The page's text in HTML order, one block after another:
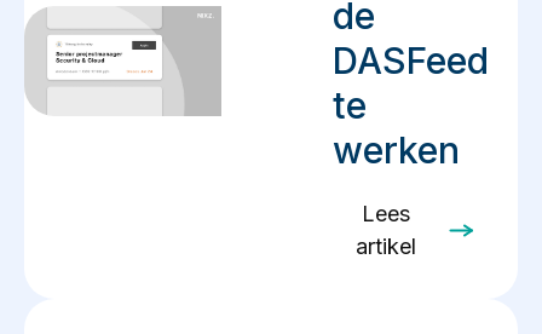
de
DASFeed
te
werken
Lees
artikel